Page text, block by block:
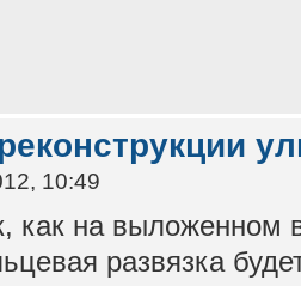
10:49
как на выложенном
развязка